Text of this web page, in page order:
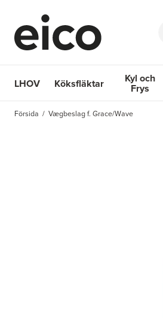
LHOV Köksfläktar
Köksfläktar
Kyl och
Frys
Kyl och Frys
Försida
Vægbeslag f. Grace/Wave